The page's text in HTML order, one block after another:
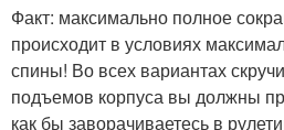
Факт: максимально полное
происходит в условиях
спины! Во всех вариантах
подъемов корпуса вы должны
как бы заворачиваетесь в